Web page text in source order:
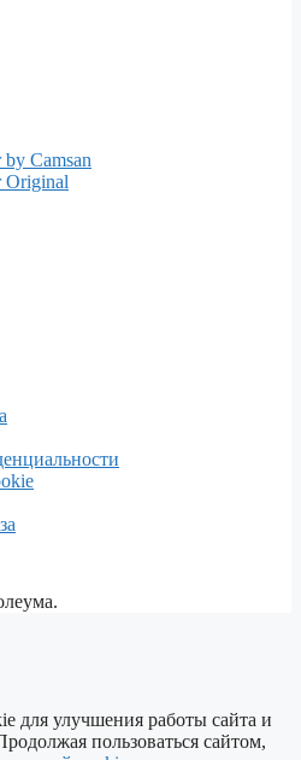
Camsan
Original
✕
для улучшения работы сайта и
пользоваться сайтом,